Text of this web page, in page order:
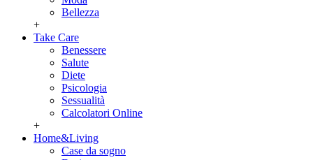
Bellezza
+
Take Care
Benessere
Salute
Diete
Psicologia
Sessualità
Calcolatori Online
+
Home&Living
Case da sogno